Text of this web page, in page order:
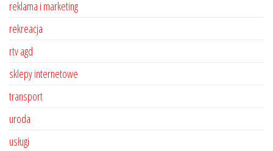
reklama i marketing
rekreacja
rtv agd
sklepy internetowe
transport
uroda
usługi